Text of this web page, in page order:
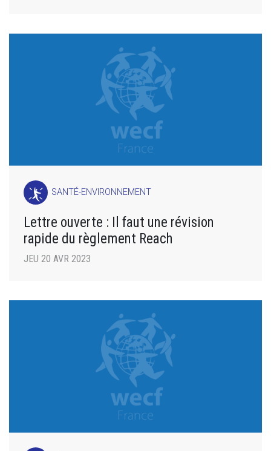
SANTÉ-ENVIRONNEMENT
Lettre ouverte : Il faut une révision
rapide du règlement Reach
JEU 20 AVR 2023